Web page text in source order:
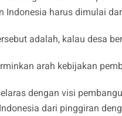
Indonesia harus dimulai
adalah, kalau desa
arah kebijakan
dengan visi
dari pinggiran